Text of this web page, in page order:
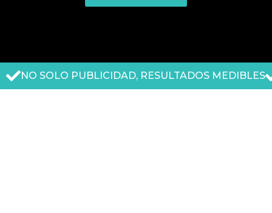
NO SOLO PUBLICIDAD, RESULTADOS MEDIBLES